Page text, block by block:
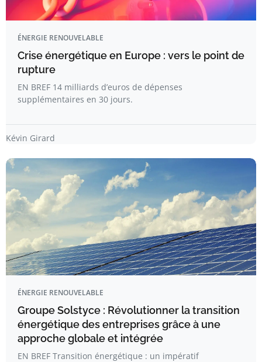
ÉNERGIE RENOUVELABLE
Crise énergétique en Europe : vers le point de
rupture
EN BREF 14 milliards d’euros de dépenses
supplémentaires en 30 jours.
Kévin Girard
ÉNERGIE RENOUVELABLE
Groupe Solstyce : Révolutionner la transition
énergétique des entreprises grâce à une
approche globale et intégrée
EN BREF Transition énergétique : un impératif